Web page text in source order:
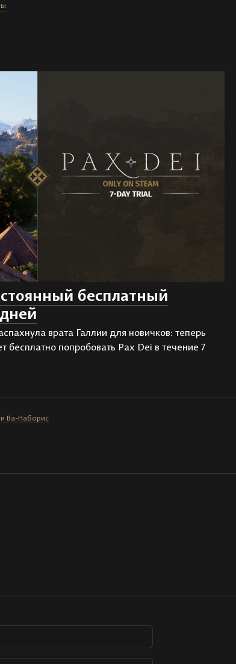
бесплатный
врата Галлии для новичков: теперь
попробовать Pax Dei в течение 7
Ва-Наборис